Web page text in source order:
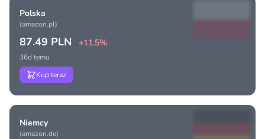
Polska
(amazon.pl)
87.49 PLN +11.5%
36d temu
Kup teraz
Niemcy
(amazon.de)